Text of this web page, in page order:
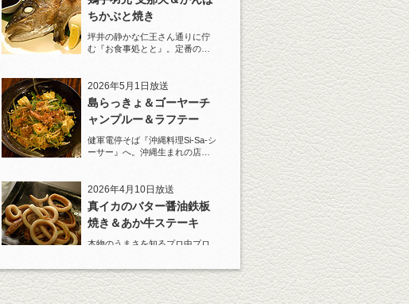
ちかぶと焼き
坪井の静かな仁王さん通りに佇
む『お食事処とと』。定番の
2026年5月1日放送
島らっきょ＆ゴーヤーチ
ャンプルー＆ラフテー
健軍電停そば『沖縄料理Si-Sa-シ
ーサー』へ。沖縄生まれの店主
2026年4月10日放送
真イカのバター醤油鉄板
焼き＆あか牛ステーキ
本物のうまさを知るプロ中プロ
まい！と唸る一皿がある。
2026年3月20日放送